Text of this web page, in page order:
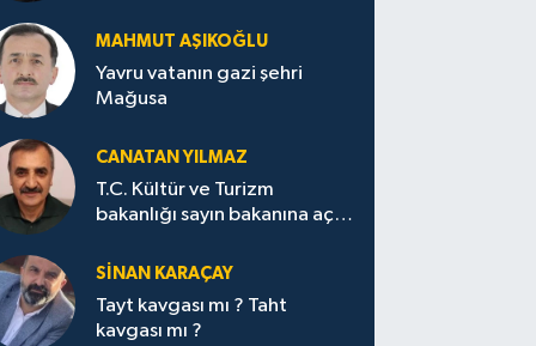
MAHMUT AŞIKOĞLU
Yavru vatanın gazi şehri
Mağusa
CANATAN YILMAZ
T.C. Kültür ve Turizm
bakanlığı sayın bakanına açık
SİNAN KARAÇAY
Tayt kavgası mı ? Taht
kavgası mı ?